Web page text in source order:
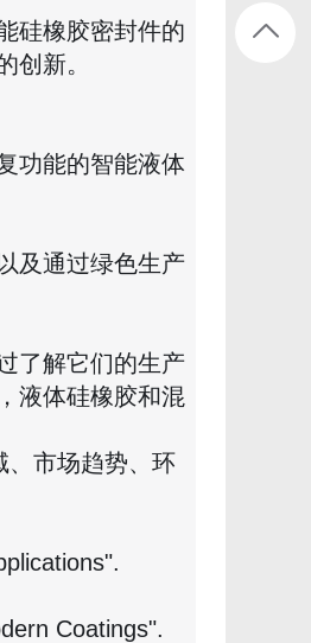
硅橡胶密封件的
创新。
功能的智能液体
及通过绿色生产
了解它们的生产
液体硅橡胶和混
、市场趋势、环
Coatings".